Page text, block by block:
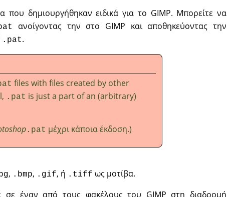
που δημιουργήθηκαν ειδικά για το GIMP. Μπορείτε να
ανοίγοντας την στο GIMP και αποθηκεύοντας την
.pat.
files with files created by other
.pat is just a part of an (arbitrary)
.pat μέχρι κάποια έκδοση.)
, .bmp, .gif, ή .tiff ως μοτίβα.
σε έναν από τους φακέλους του GIMP στη διαδρομή